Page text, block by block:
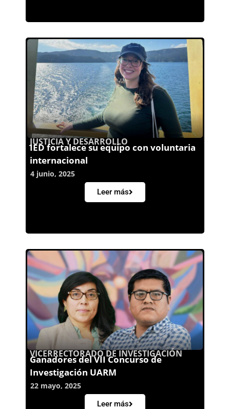
JUSTICIA Y DESARROLLO
IED fortalece su equipo con voluntaria
internacional
4 junio, 2025
Leer más
VICERRECTORADO DE INVESTIGACIÓN
Ganadores del VII Concurso de
Investigación UARM
22 mayo, 2025
Leer más